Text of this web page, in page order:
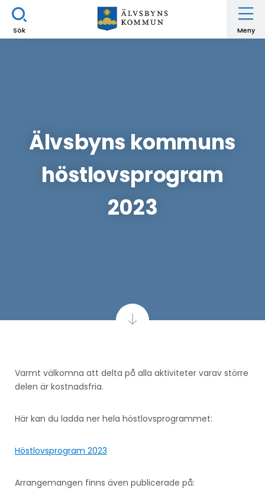
Sök Meny
Älvsbyns kommuns
höstlovsprogram
2023
Varmt välkomna att delta på alla aktiviteter varav större
delen är kostnadsfria.
Här kan du ladda ner hela höstlovsprogrammet:
Höstlovsprogram 2023
Arrangemangen finns även publicerade på: